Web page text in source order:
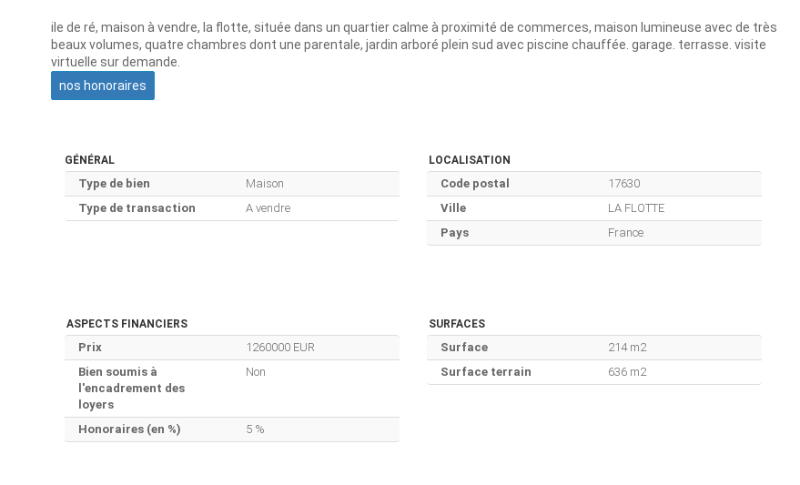
ile de ré, maison à vendre, la flotte, située dans un quartier calme à proximité de commerces, maison lumineuse avec de très
beaux volumes, quatre chambres dont une parentale, jardin arboré plein sud avec piscine chauffée. garage. terrasse. visite
virtuelle sur demande.
nos honoraires
GÉNÉRAL
Type de bien
Maison
Type de transaction
A vendre
LOCALISATION
Code postal
17630
Ville
LA FLOTTE
Pays
France
ASPECTS FINANCIERS
Prix
1260000 EUR
Bien soumis à
l'encadrement des
loyers
Non
Honoraires (en %) 5 %
SURFACES
Surface
214 m2
Surface terrain
636 m2